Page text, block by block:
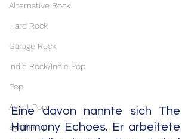
Alternative Rock
Hard Rock
Garage Rock
Indie Rock/Indie Pop
Pop
Avant Pop
Synth Pop
Eine davon nannte sich The
Harmony Echoes. Er arbeitete